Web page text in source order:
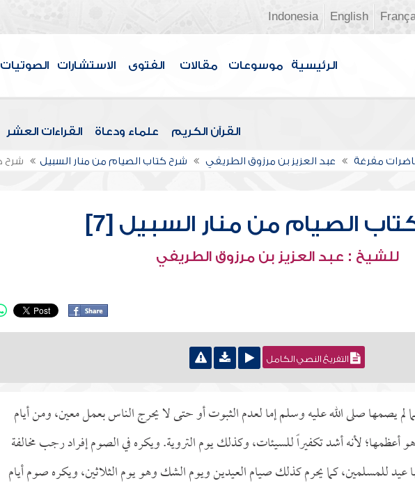
English
Indonesia
الرئيسية موسوعات مقالات الفتوى الاستشارات الصوتيات
القرآن الكريم علماء ودعاة القراءات العشر
مفرغة عبد العزيز بن مرزوق الطريفي شرح كتاب الصيام من منار السبيل شرح
الصيام من منار السبيل [7]
للشيخ : عبد العزيز بن مرزوق الطريفي
التفريغ النصي الكامل
يصمها صلى الله عليه وسلم إما لعدم الثبوت أو حتى لا يحرج الناس بعمل معين، ومن أيام
لأنه أشد تكفيراً للسيئات، وكذلك يوم التروية. ويكره في الصوم إفراد رجب مخالفة
عيد للمسلمين، كما يحرم كذلك صيام العيدين ويوم الشك وهو يوم الثلاثين، ويكره صوم أيام